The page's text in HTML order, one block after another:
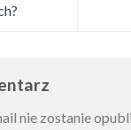
nie zostanie